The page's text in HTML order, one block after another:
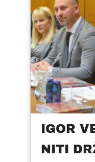
IGOR
NITI